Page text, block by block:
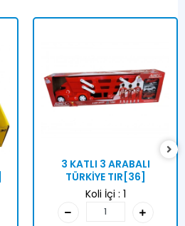
3 KATLI 3 ARABALI
TÜRKİYE TIR[36]
Koli İçi : 1